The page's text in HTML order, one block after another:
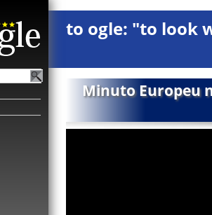
to ogle: "to look
Minuto Europeu